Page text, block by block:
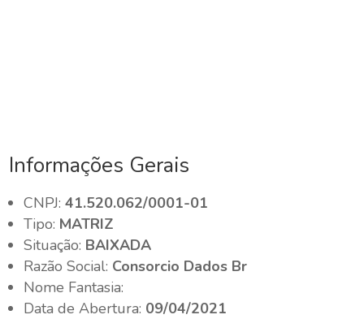
Informações Gerais
CNPJ:41.520.062/0001-01
Tipo: MATRIZ
Situação: BAIXADA
Razão Social: Consorcio Dados Br
Nome Fantasia:
Data de Abertura: 09/04/2021